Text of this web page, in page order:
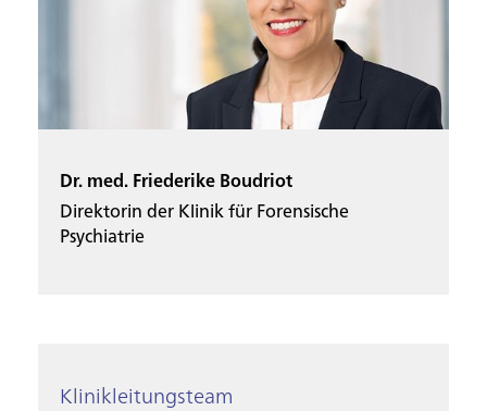
Dr. med. Friederike Boudriot
Direktorin der Klinik für Forensische
Psychiatrie
Klinikleitungsteam